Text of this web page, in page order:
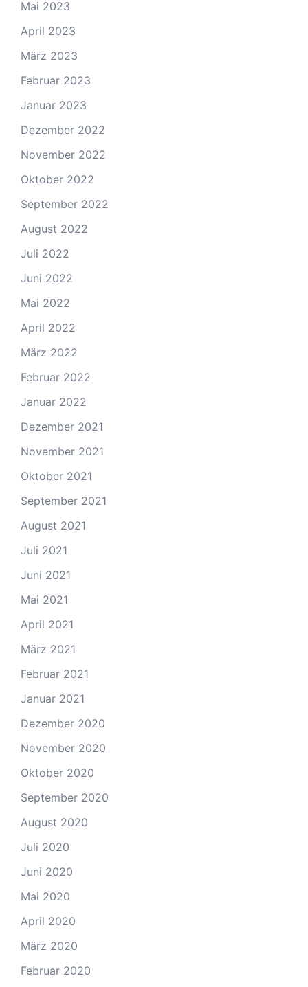
Mai 2023
April 2023
März 2023
Februar 2023
Januar 2023
Dezember 2022
November 2022
Oktober 2022
September 2022
August 2022
Juli 2022
Juni 2022
Mai 2022
April 2022
März 2022
Februar 2022
Januar 2022
Dezember 2021
November 2021
Oktober 2021
September 2021
August 2021
Juli 2021
Juni 2021
Mai 2021
April 2021
März 2021
Februar 2021
Januar 2021
Dezember 2020
November 2020
Oktober 2020
September 2020
August 2020
Juli 2020
Juni 2020
Mai 2020
April 2020
März 2020
Februar 2020